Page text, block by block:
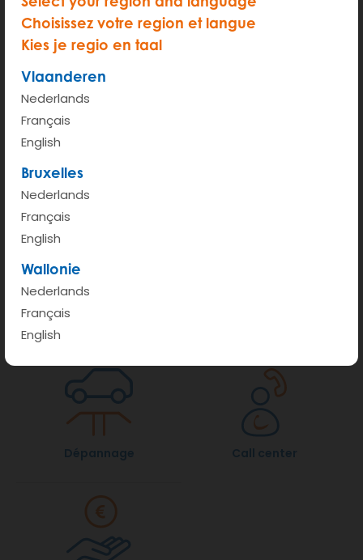
Choisissez votre region et langue
Kies je regio en taal
Vlaanderen
Nederlands
Français
English
Bruxelles
Nederlands
Français
English
Wallonie
Nederlands
Français
English
Disponible partout
Stationnement gratuit
dans votre quartier
Plus jamais de nettoyage
Dépannage Call center